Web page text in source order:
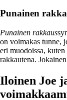
Punainen
Punainen rakkaus
on voimakas tunne,
eri muodoissa,
rakkautena.
Iloinen Joe